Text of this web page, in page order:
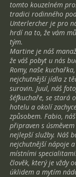
tomto kouzelném
tradici rodinného
Unterlercher je pro
hrdí na to, že vám
tým.
Martine je náš
že váš pobyt u nás
Romy, naše
nejchutnější jídla z
surovin. Juul, náš
šéfkuchaře, se stará
hotelu a okolí
způsobem. Fabio,
připraven s
nejlepší služby. Náš
nejchutnější nápoje
místními
člověk, který je vždy
úklidem a mytím